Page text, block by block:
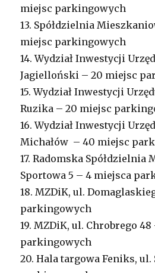
miejsc parkingowych
13. Spółdzielnia
miejsc parkingowych
14. Wydział Inwestycji
Jagielloński – 20 miejsc
15. Wydział Inwestycji
Ruzika – 20 miejsc
16. Wydział Inwestycji
Michałów – 40 miejsc
17. Radomska Spółdzielnia
Sportowa 5 – 4 miejsca
18. MZDiK, ul.
parkingowych
19. MZDiK, ul. Chrobrego
parkingowych
20. Hala targowa Feniks, ul.